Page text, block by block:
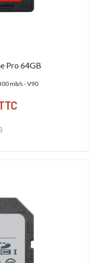
Pro 64GB
mb/s - V90